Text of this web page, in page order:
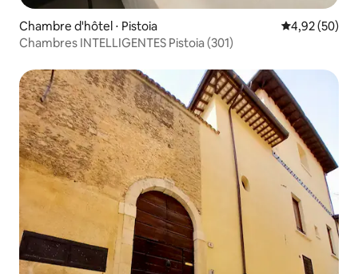
Chambre d'hôtel ⋅ Pistoia Évaluation
4,92 (50)
Chambres INTELLIGENTES Pistoia (301)